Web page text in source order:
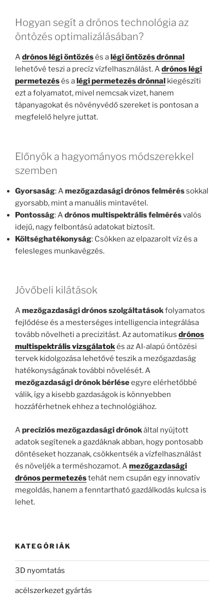
Hogyan segít a drónos technológia az
öntözés optimalizálásában?
Adrónos légi öntözésés a légi öntözés drónnal
lehetővé teszi a precíz vízfelhasználást. Adrónos légi
permetezésés a légi permetezés drónnal kiegészíti
ezt a folyamatot, mivel nemcsak vizet, hanem
tápanyagokat és növényvédő szereket is pontosan a
megfelelő helyre juttat.
Előnyök a hagyományos módszerekkel
szemben
Gyorsaság: Amezőgazdasági drónos felméréssokkal
gyorsabb, mint a manuális mintavétel.
Pontosság: Adrónos multispektrális felmérésvalós
idejű, nagy felbontású adatokat biztosít.
Költséghatékonyság: Csökken az elpazarolt víz és a
felesleges munkavégzés.
Jövőbeli kilátások
Amezőgazdasági drónos szolgáltatásokfolyamatos
fejlődése és a mesterséges intelligencia integrálása
tovább növelheti a precizitást. Az automatikus drónos
multispektrális vizsgálatokés az AI-alapú öntözési
tervek kidolgozása lehetővé teszik a mezőgazdaság
hatékonyságának további növelését. A
mezőgazdasági drónok bérléseegyre elérhetőbbé
válik, így a kisebb gazdaságok is könnyebben
hozzáférhetnek ehhez a technológiához.
Aprecíziós mezőgazdasági drónokáltal nyújtott
adatok segítenek a gazdáknak abban, hogy pontosabb
döntéseket hozzanak, csökkentsék a vízfelhasználást
és növeljék a terméshozamot. Amezőgazdasági
drónos permetezéstehát nem csupán egy innovatív
megoldás, hanem a fenntartható gazdálkodás kulcsa is
lehet.
KATEGÓRIÁK
3D nyomtatás
acélszerkezet gyártás